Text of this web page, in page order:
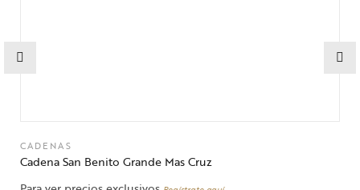
CADENAS
Cadena San Benito Grande Mas Cruz